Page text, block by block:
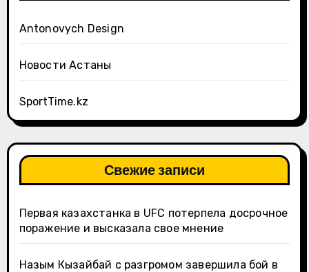
Antonovych Design
Новости Астаны
SportTime.kz
Свежие записи
Первая казахстанка в UFC потерпела досрочное
поражение и высказала свое мнение
Назым Кызайбай с разгромом завершила бой в